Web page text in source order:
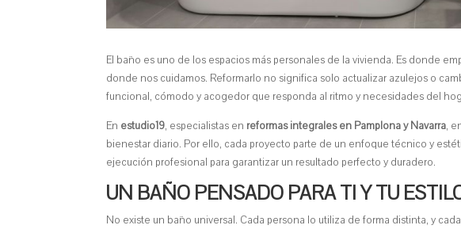
El baño es uno de los espacios más personales de la vivienda. Es donde
donde nos cuidamos. Reformarlo no significa solo actualizar azulejos o
funcional, cómodo y acogedor que responda al ritmo y necesidades del
En estudio19, especialistas en reformas integrales en Pamplona y Navarra,
bienestar diario. Por ello, cada proyecto parte de un enfoque técnico y
ejecución profesional para garantizar un resultado perfecto y duradero.
UN BAÑO PENSADO PARA TI Y TU
No existe un baño universal. Cada persona lo utiliza de forma distinta, y